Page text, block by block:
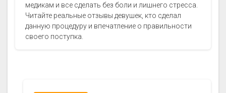
медикам и все сделать без боли и лишнего стресса.
Читайте реальные отзывы девушек, кто сделал
данную процедуру и впечатление о правильности
своего поступка.